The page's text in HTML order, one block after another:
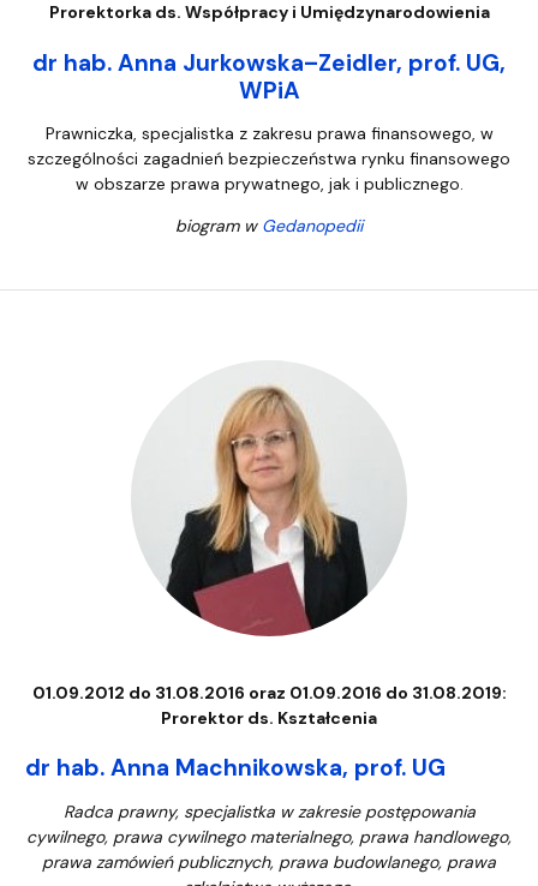
Prorektorka ds. Współpracy i Umiędzynarodowienia
dr hab. Anna Jurkowska–Zeidler, prof. UG,
WPiA
Prawniczka, specjalistka z zakresu prawa finansowego, w
szczególności zagadnień bezpieczeństwa rynku finansowego
w obszarze prawa prywatnego, jak i publicznego.
biogram w Gedanopedii
01.09.2012 do 31.08.2016 oraz 01.09.2016 do 31.08.2019:
Prorektor ds. Kształcenia
dr hab. Anna Machnikowska, prof. UG
Radca prawny, specjalistka w zakresie postępowania
cywilnego, prawa cywilnego materialnego, prawa handlowego,
prawa zamówień publicznych, prawa budowlanego, prawa